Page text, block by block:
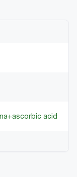
acid